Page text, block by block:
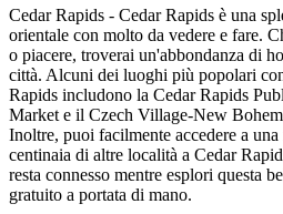
Cedar Rapids - Cedar Rapids è una
orientale con molto da vedere e fare.
o piacere, troverai un'abbondanza di
città. Alcuni dei luoghi più popolari
Rapids includono la Cedar Rapids
Market e il Czech Village-New
Inoltre, puoi facilmente accedere a
centinaia di altre località a Cedar
resta connesso mentre esplori questa
gratuito a portata di mano.